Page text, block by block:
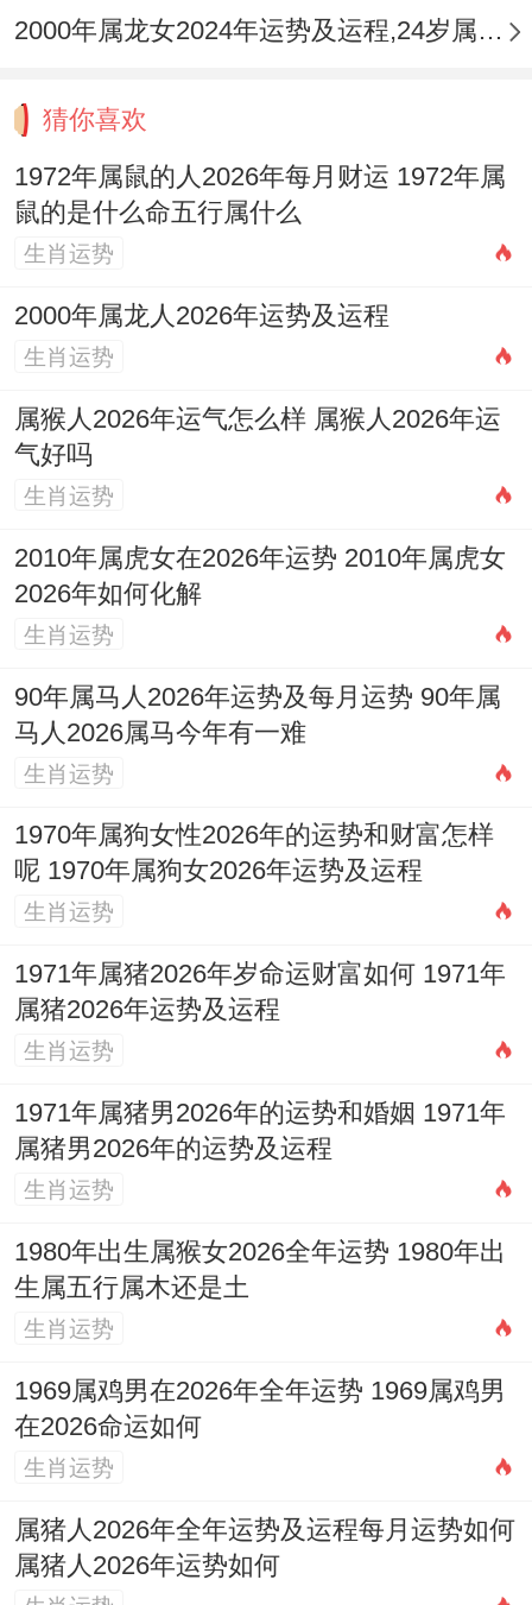
双重压力期。流年变动可能带来岗位调整或
婚姻大事，但已婚者需平衡工作与家庭，财
运起伏大，不宜冒进。
2001年辛巳蛇（虚岁26）：初入社会或深造
挥，利于考试、考证，但人际上易特立独
行，需融入团队，感情机遇多，需谨慎选
择。
2013年癸巳蛇（虚岁14）：成长学习期。孩
不足，家长需善加引导，培养其才艺，同时
注意用火、用电安全及运动伤害。
正月（庚寅）与二月（辛卯）：木气渐旺，
印星得力，开局平稳，利于学习、规划，可
得长辈关照。
三月（壬辰）至五月（甲午）：火土之势渐
成。压力与机遇同步增长，四月（癸巳）易
有竞争，五月（丙午）伏吟流年变动或冲突
达到顶点，重大决策宜缓。
固，是上半年努力兑现成果的时期。但七月
（丙申）伤官见官，谨防口舌。
转。运势趋于缓与，十月（己亥）驿马逢
冲，仍有远行可能，十一月（庚子）子午
十二月（辛丑）：年末归於平静，丑土晦火
生金，是整理、稳固财务的好时机。
2000年属龙女2024年运势及运程,24岁属龙人2024全年每月运势女性如何
猜你喜欢
1972年属鼠的人2026年每月财运 1972年属
鼠的是什么命五行属什么
生肖运势
2000年属龙人2026年运势及运程
生肖运势
属猴人2026年运气怎么样 属猴人2026年运
气好吗
生肖运势
2010年属虎女在2026年运势 2010年属虎女
2026年如何化解
生肖运势
90年属马人2026年运势及每月运势 90年属
马人2026属马今年有一难
生肖运势
1970年属狗女性2026年的运势和财富怎样
呢 1970年属狗女2026年运势及运程
生肖运势
1971年属猪2026年岁命运财富如何 1971年
属猪2026年运势及运程
生肖运势
1971年属猪男2026年的运势和婚姻 1971年
属猪男2026年的运势及运程
生肖运势
1980年出生属猴女2026全年运势 1980年出
生属五行属木还是土
生肖运势
1969属鸡男在2026年全年运势 1969属鸡男
在2026命运如何
生肖运势
属猪人2026年全年运势及运程每月运势如何
属猪人2026年运势如何